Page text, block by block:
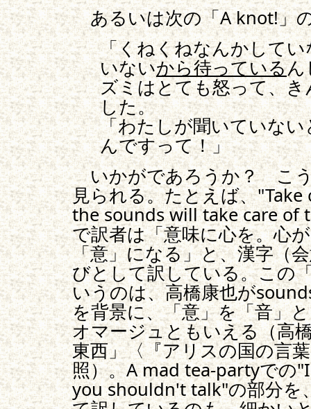
あるいは次の「A knot!」
「くねくねなんかして
いないから待っているん
ズミはとても怒って、
した。
「わたしが聞いていな
んですって！」
いかがであろうか？ こう
見られる。たとえば、
the sounds will take care of
で訳者は「意味に心を。心
「意」になる」と、漢字（
びとして訳している。この
いうのは、高橋康也が
を背景に、「意」を「音」
オマージュともいえる（高
東西」〈『アリスの国の言
照）。A mad tea-partyで
you shouldn't talk"の部分を